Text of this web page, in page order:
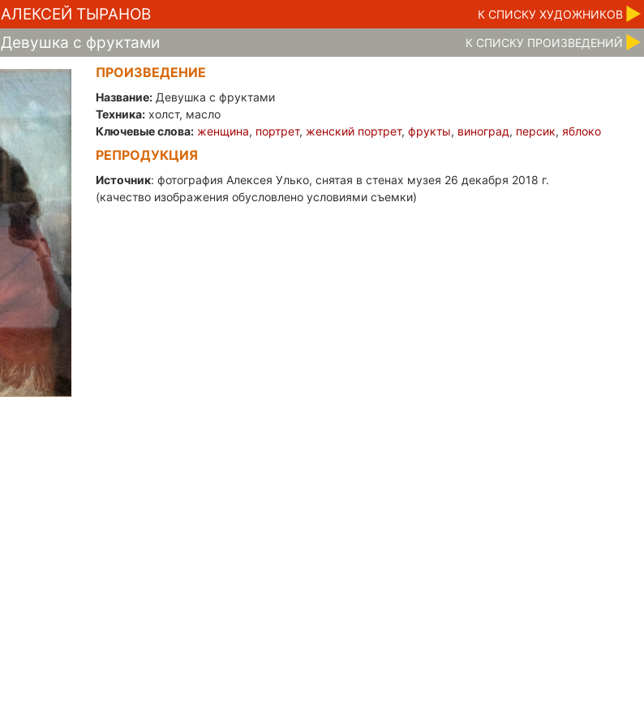
АЛЕКСЕЙ ТЫРАНОВ К CПИСКУ ХУДОЖНИКОВ
Девушка с фруктами К CПИСКУ ПРОИЗВЕДЕНИЙ
ПРОИЗВЕДЕНИЕ
Название: Девушка с фруктами
Техника: холст, масло
Ключевые слова: женщина, портрет, женский портрет,фрукты, виноград, персик, яблоко
РЕПРОДУКЦИЯ
Источник: фотография Алексея Улько, снятая в стенах музея 26 декабря 2018 г.
(качество изображения обусловлено условиями съемки)